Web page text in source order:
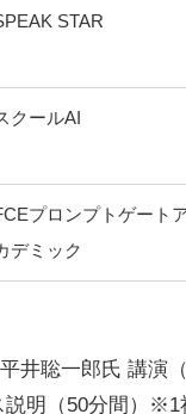
STAR
クールAI
プロンプトゲート
デミック
井聡一郎氏 講演（
説明（50分間）